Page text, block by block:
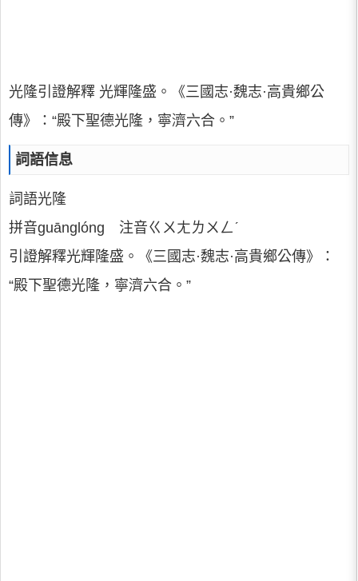
光隆引證解釋 光輝隆盛。《三國志·魏志·高貴鄉公
傳》：“殿下聖德光隆，寧濟六合。”
詞語信息
詞語光隆
拼音guānglóng 注音ㄍㄨㄤㄌㄨㄥˊ
引證解釋光輝隆盛。《三國志·魏志·高貴鄉公傳》：
“殿下聖德光隆，寧濟六合。”